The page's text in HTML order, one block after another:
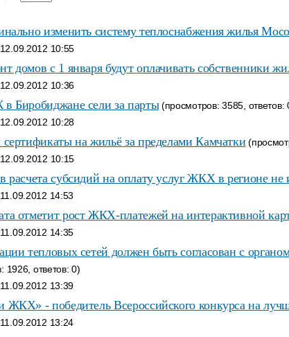
изменить систему теплоснабжения жилья
10:55
домов с 1 января будут оплачивать собственники
10:36
Биробиджане сели за парты(просмотров: 3585, ответов:
10:28
на жильё за пределами Камчатки
10:15
расчета субсидий на оплату услуг ЖКХ в регионе не
14:53
отметит рост ЖКХ-платежей на интерактивной
14:35
тепловых сетей должен быть согласован с
1926, ответов: 0)
13:39
ЖКХ» - победитель Всероссийского конкурса на
13:24